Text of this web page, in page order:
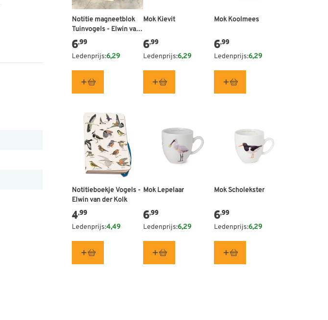
Notitie magneetblok
Tuinvogels - Elwin van
der Kolk
6,99
Ledenprijs:6,29
Mok Kievit
6,99
Ledenprijs:6,29
Mok Koolmees
6,99
Ledenprijs:6,29
Notitieboekje Vogels -
Elwin van der Kolk
4,99
Ledenprijs:4,49
Mok Lepelaar
6,99
Ledenprijs:6,29
Mok Scholekster
6,99
Ledenprijs:6,29